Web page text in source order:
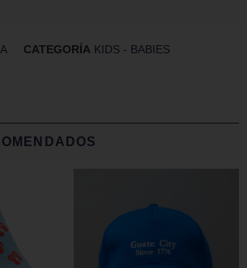
CATEGORÍA KIDS - BABIES